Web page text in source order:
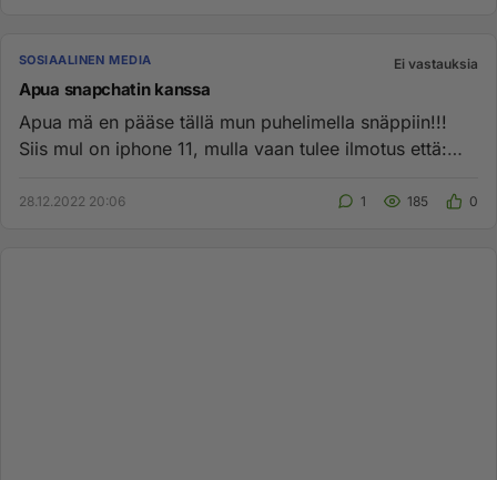
SOSIAALINEN MEDIA Ei vastauksia
Apua snapchatin kanssa
Apua mä en pääse tällä mun puhelimella snäppiin!!!
Siis mul on iphone 11, mulla vaan tulee ilmotus että:
28.12.2022 20:06 1 185 0